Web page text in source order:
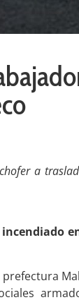
a
prefectura